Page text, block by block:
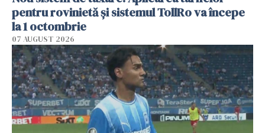
pentru rovinietă şi sistemul TollRo va începe
la 1 octombrie
07 AUGUST 2026